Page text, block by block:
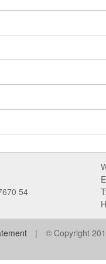
54
T:
© Copyright